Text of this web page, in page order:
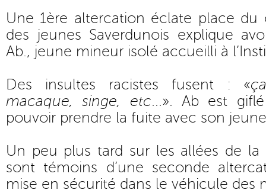
Une 1ère altercation éclate place du
des jeunes Saverdunois explique
Ab., jeune mineur isolé accueilli à
Des insultes racistes fusent : «
macaque, singe, etc...». Ab est
pouvoir prendre la fuite avec son
Un peu plus tard sur les allées de la
sont témoins d’une seconde
mise en sécurité dans le véhicule des